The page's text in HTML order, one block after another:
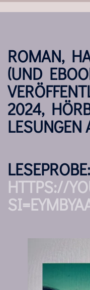
ROMAN,
(UND
2024,
LESEPROBE:
HTTPS://